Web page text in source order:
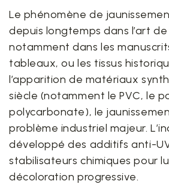
Le phénomène de
depuis longtemps dans l’art
notamment dans les
tableaux, ou les tissus
l’apparition de matériaux
siècle (notamment le PVC, le
polycarbonate), le
problème industriel majeur.
développé des additifs anti-
stabilisateurs chimiques pour
décoloration progressive.